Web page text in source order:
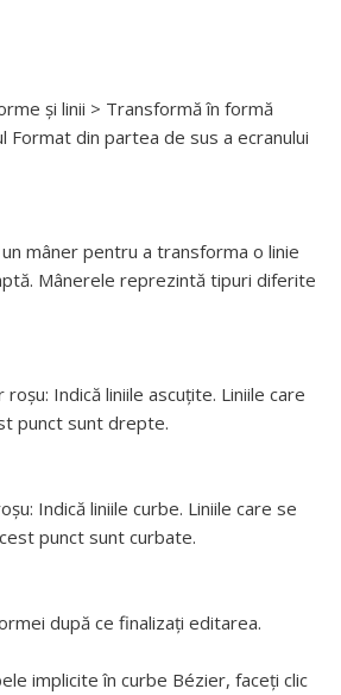
și linii > Transformă în formă
Format din partea de sus a ecranului
mâner pentru a transforma o linie
Mânerele reprezintă tipuri diferite
roșu: Indică liniile ascuțite. Liniile care
punct sunt drepte.
Indică liniile curbe. Liniile care se
punct sunt curbate.
după ce finalizați editarea.
implicite în curbe Bézier, faceți clic